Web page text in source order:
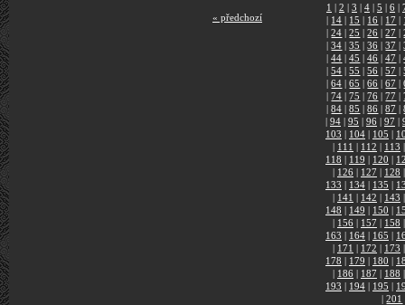
« předchozí
1 | 2 | 3 | 4 | 5 | 6 |
| 14 | 15 | 16 | 17 |
| 24 | 25 | 26 | 27 |
| 34 | 35 | 36 | 37 |
| 44 | 45 | 46 | 47 |
| 54 | 55 | 56 | 57 |
| 64 | 65 | 66 | 67 |
| 74 | 75 | 76 | 77 |
| 84 | 85 | 86 | 87 |
| 94 | 95 | 96 | 97 |
103 | 104 | 105 |
| 111 | 112 | 113 |
118 | 119 | 120 |
| 126 | 127 | 128 |
133 | 134 | 135 |
| 141 | 142 | 143 |
148 | 149 | 150 |
| 156 | 157 | 158 |
163 | 164 | 165 |
| 171 | 172 | 173 |
178 | 179 | 180 |
| 186 | 187 | 188 |
193 | 194 | 195 |
| 201